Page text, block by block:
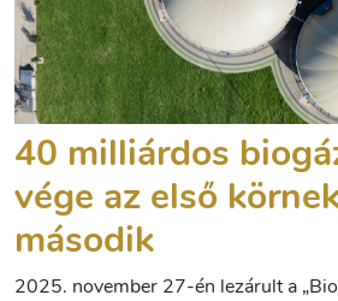
40 milliárdos
vége az első
második
2025. november 27-én lezárult a